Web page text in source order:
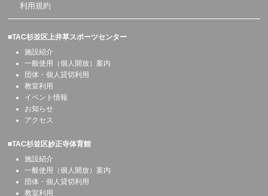
利用規約
■TAC杉並区上井草スポーツセンター
施設紹介
一般使用（個人開放）案内
団体・個人貸切利用
教室利用
イベント情報
お知らせ
アクセス
■TAC杉並区妙正寺体育館
施設紹介
一般使用（個人開放）案内
団体・個人貸切利用
教室利用